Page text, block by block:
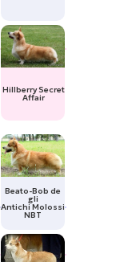
Beato-Bob de
gli
Antichi Molossi
NBT
Hillberry Secret
Affair